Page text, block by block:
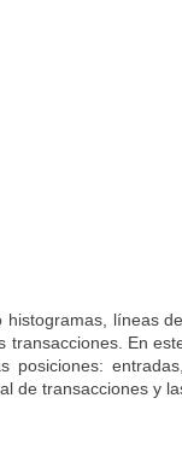
líneas
En
de transacciones y